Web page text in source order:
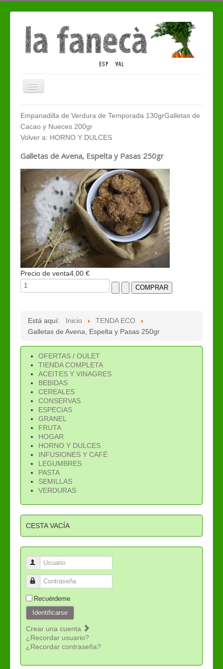
Cambiar
QUIENES SOMOS
TIENDA ECO
Empanadilla de Verdura de Temporada 130grGalletas de
Cacao y Nueces 200gr
Volver a: HORNO Y DULCES
Galletas de Avena, Espelta y Pasas 250gr
Precio de venta4,00 €
Está aquí: Inicio
TENDA ECO
Galletas de Avena, Espelta y Pasas 250gr
OFERTAS / OULET
TIENDA COMPLETA
ACEITES Y VINAGRES
BEBIDAS
CEREALES
CONSERVAS
ESPECIAS
GRANEL
FRUTA
HOGAR
HORNO Y DULCES
INFUSIONES Y CAFÉ
LEGUMBRES
PASTA
SEMILLAS
VERDURAS
CESTA VACÍA
Usuario
Contraseña
Recuérdeme
Identificarse
Crear una cuenta
¿Recordar usuario?
¿Recordar contraseña?